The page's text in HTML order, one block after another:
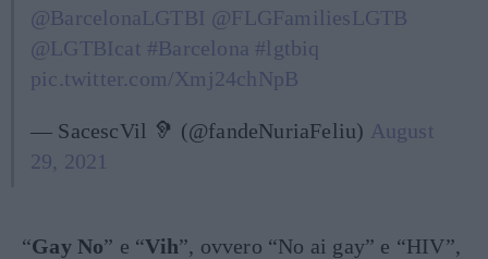
@BarcelonaLGTBI @FLGFamiliesLGTB
@LGTBIcat #Barcelona #lgtbiq
pic.twitter.com/Xmj24chNpB
— SacescVil 🦻 (@fandeNuriaFeliu) August
29, 2021
“Gay No” e “Vih”, ovvero “No ai gay” e “HIV”,